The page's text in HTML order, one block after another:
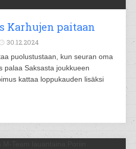
Karhujen paitaan
30.12.2024
puolustustaan, kun seuran oma
palaa Saksasta joukkueen
kattaa loppukauden lisäksi